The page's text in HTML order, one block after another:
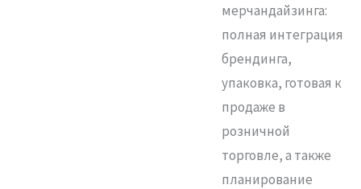
мерчандайзинга:
полная интеграция
брендинга,
упаковка, готовая к
продаже в
розничной
торговле, а также
планирование